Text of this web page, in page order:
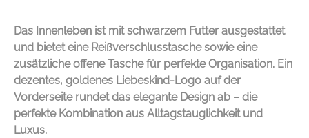
Das Innenleben ist mit schwarzem Futter ausgestattet
und bietet eine Reißverschlusstasche sowie eine
zusätzliche offene Tasche für perfekte Organisation. Ein
dezentes, goldenes Liebeskind-Logo auf der
Vorderseite rundet das elegante Design ab – die
perfekte Kombination aus Alltagstauglichkeit und
Luxus.